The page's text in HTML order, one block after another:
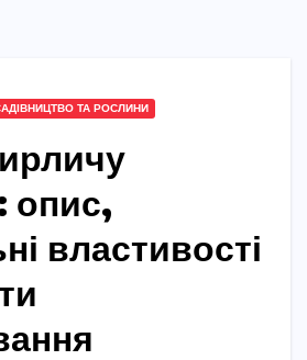
ТА РОСЛИНИ
опис,
властивості